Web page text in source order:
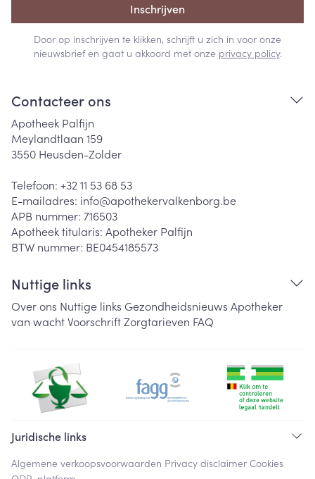
Inschrijven
Door op inschrijven te klikken, schrijft u zich in voor onze
nieuwsbrief en gaat u akkoord met onze privacy policy.
Contacteer ons
Apotheek Palfijn
Meylandtlaan 159
3550 Heusden-Zolder
Telefoon: +32 11 53 68 53
E-mailadres: info@apothekervalkenborg.be
APB nummer: 716503
Apotheek titularis: Apotheker Palfijn
BTW nummer: BE0454185573
Nuttige links
Over ons Nuttige links Gezondheidsnieuws Apotheker
van wachtVoorschriftZorgtarieven FAQ
Juridische links
Algemene verkoopsvoorwaarden Privacy disclaimer Cookies